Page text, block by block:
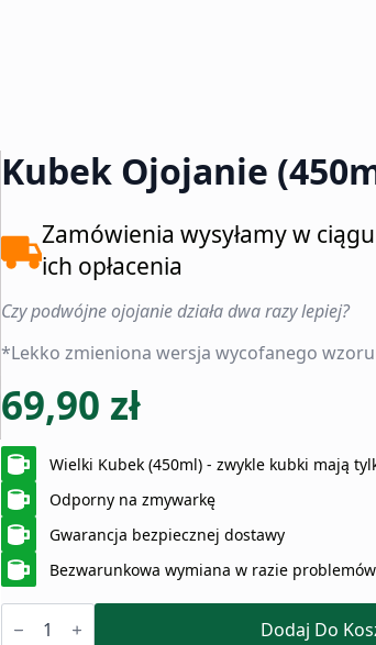
Kubek Ojojanie
Zamówienia wysyłamy w
ich opłacenia
Czy podwójne ojojanie działa dwa razy lepiej?
*Lekko zmieniona wersja wycofanego wzoru
69,90 zł
Wielki Kubek (450ml) - zwykle kubki mają
Odporny na zmywarkę
Gwarancja bezpiecznej dostawy
Bezwarunkowa wymiana w razie problemów
ilość
Kubek Dodaj Do